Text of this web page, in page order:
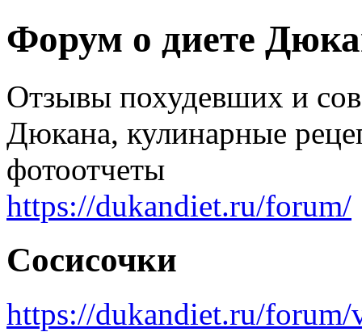
Форум о диете
Отзывы похудевших и
Дюкана, кулинарные
фотоотчеты
https://dukandiet.ru/forum/
Сосисочки
https://dukandiet.ru/